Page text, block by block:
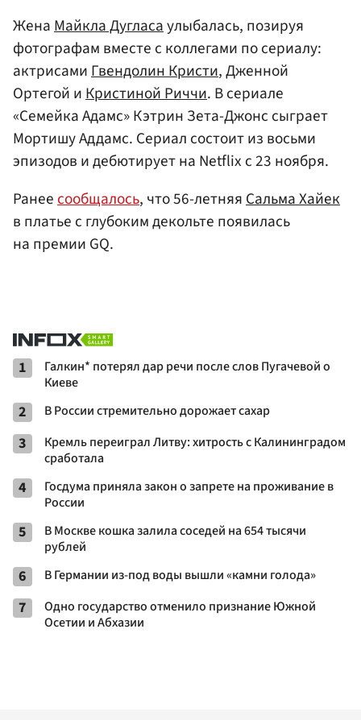
Жена Майкла Дугласаулыбалась, позируя
фотографам вместе с коллегами по сериалу:
актрисами Гвендолин Кристи, Дженной
Ортегой и Кристиной Риччи. В сериале
«Семейка Адамс» Кэтрин Зета-Джонс сыграет
Мортишу Аддамс. Сериал состоит из восьми
эпизодов и дебютирует на Netflix с 23 ноября.
Ранеесообщалось, что 56-летняяСальма Хайек
в платье с глубоким декольте появилась
на премии GQ.
1
Галкин* потерял дар речи после слов Пугачевой о
Киеве
2 В России стремительно дорожает сахар
3
Кремль переиграл Литву: хитрость с Калининградом
сработала
4
Госдума приняла закон о запрете на проживание в
России
5
В Москве кошка залила соседей на 654 тысячи
рублей
6 В Германии из-под воды вышли «камни голода»
7
Одно государство отменило признание Южной
Осетии и Абхазии